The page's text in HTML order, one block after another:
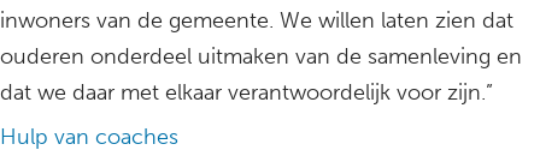
inwoners van de gemeente. We willen laten zien dat
ouderen onderdeel uitmaken van de samenleving en
dat we daar met elkaar verantwoordelijk voor zijn.”
Hulp van coaches